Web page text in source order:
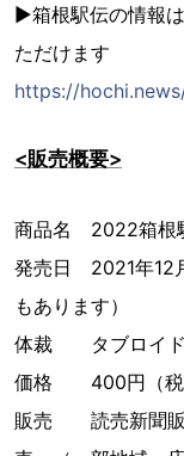
▶箱根駅伝の情報
ただけます
https://
<販売概要>
商品名 2022箱根
発売日 2021年12
もあります）
体裁 タブロイド
価格 400円（税
販売 読売新聞販